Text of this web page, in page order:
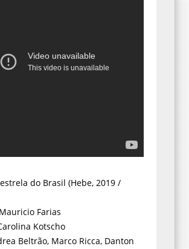
do Brasil (Hebe, 2019 /
Farias
Kotscho
Beltrão, Marco Ricca, Danton